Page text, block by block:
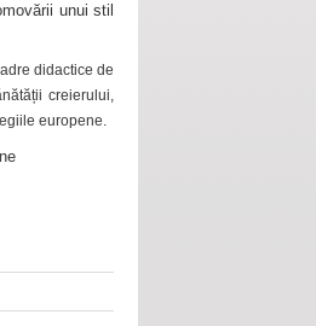
unui stil
didactice de
creierului,
europene.